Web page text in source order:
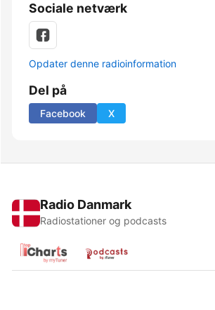
Sociale netværk
Opdater denne radioinformation
Del på
Facebook X
Radio Danmark
Radiostationer og podcasts